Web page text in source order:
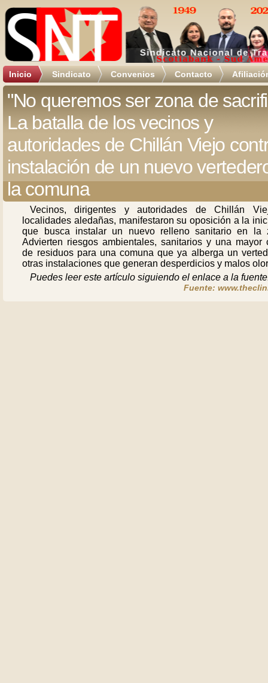
Inicio Sindicato Convenios Contacto
"No queremos ser zona de
La batalla de los vecinos y
autoridades de Chillán Viejo
instalación de un nuevo
la comuna
Vecinos, dirigentes y autoridades de Chillán
localidades aledañas, manifestaron su oposición a la
que busca instalar un nuevo relleno sanitario en la
Advierten riesgos ambientales, sanitarios y una mayor
de residuos para una comuna que ya alberga un
otras instalaciones que generan desperdicios y malos
Puedes leer este artículo siguiendo el enlace a la
Fuente: